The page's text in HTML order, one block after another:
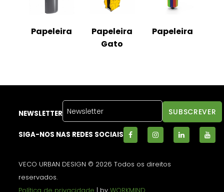
Papeleira
Papeleira
Gato
Papeleira
NEWSLETTER
SIGA-NOS NAS REDES SOCIAIS
VECO URBAN DESIGN © 2026 Todos os direitos
reservados.
Política de privacidade | byWORKMIND